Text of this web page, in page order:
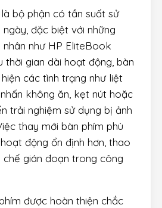
bộ phận có tần suất sử
đặc biệt với những
như HP EliteBook
thời gian dài hoạt động, bàn
các tình trạng như liệt
không ăn, kẹt nút hoặc
trải nghiệm sử dụng bị ảnh
thay mới bàn phím phù
động ổn định hơn, thao
chế gián đoạn trong công
được hoàn thiện chắc